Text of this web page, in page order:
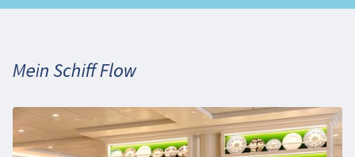
Mein Schiff Flow